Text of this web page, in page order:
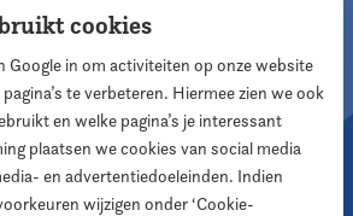
cookies
Google in om activiteiten op onze website
te verbeteren. Hiermee zien we ook
en welke pagina’s je interessant
plaatsen we cookies van social media
en advertentiedoeleinden. Indien
wijzigen onder ‘Cookie-